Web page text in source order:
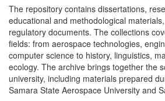
The repository contains dissertations,
educational and methodological
regulatory documents. The collections
fields: from aerospace technologies,
computer science to history, linguistics,
ecology. The archive brings together the
university, including materials prepared
Samara State Aerospace University and